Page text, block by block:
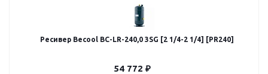
Ресивер Becool BC-LR-240,0 3SG [2 1/4-2 1/4] [PR240]
54 772 ₽